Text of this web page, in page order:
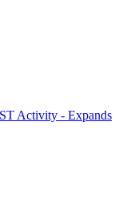
Activity - Expands